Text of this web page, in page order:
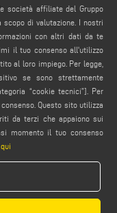
società affiliate del Gruppo
di valutazione. I nostri
con altri dati da te
il tuo consenso all'utilizzo
al loro impiego. Per legge,
se sono strettamente
“cookie tecnici”]. Per
Questo sito utilizza
da terzi che appaiono sui
momento il tuo consenso
qui